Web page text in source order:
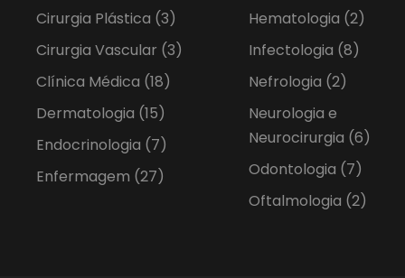
Cirurgia Plástica (3)
Cirurgia Vascular (3)
Clínica Médica (18)
Dermatologia (15)
Endocrinologia (7)
Enfermagem (27)
Hematologia (2)
Infectologia (8)
Nefrologia (2)
Neurologia e
Neurocirurgia (6)
Odontologia (7)
Oftalmologia (2)